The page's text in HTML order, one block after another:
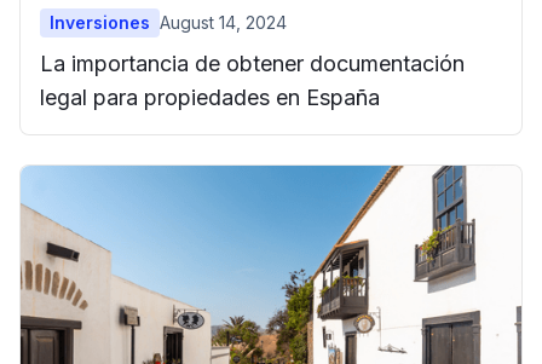
Inversiones August 14, 2024
La importancia de obtener documentación
legal para propiedades en España